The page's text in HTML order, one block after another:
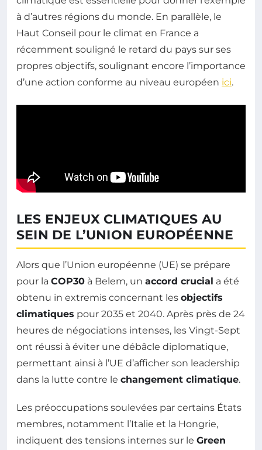
à d’autres régions du monde. En parallèle, le
Haut Conseil pour le climat en France a
récemment souligné le retard du pays sur ses
propres objectifs, soulignant encore l’importance
d’une action conforme au niveau européen ici.
LES ENJEUX CLIMATIQUES AU
SEIN DE L’UNION EUROPÉENNE
Alors que l’Union européenne (UE) se prépare
pour la COP30 à Belem, un accord crucial a été
obtenu in extremis concernant les objectifs
climatiques pour 2035 et 2040. Après près de 24
heures de négociations intenses, les Vingt-Sept
ont réussi à éviter une débâcle diplomatique,
permettant ainsi à l’UE d’afficher son leadership
dans la lutte contre le changement climatique.
Les préoccupations soulevées par certains États
membres, notamment l’Italie et la Hongrie,
indiquent des tensions internes sur le Green